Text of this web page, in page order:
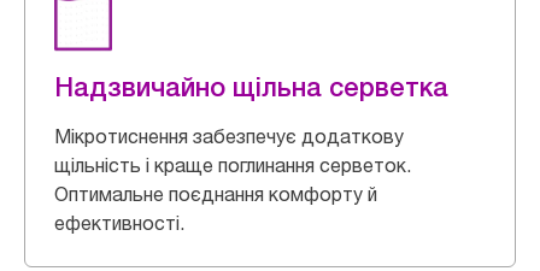
Надзвичайно щільна серветка
Мікротиснення забезпечує додаткову
щільність і краще поглинання серветок.
Оптимальне поєднання комфорту й
ефективності.